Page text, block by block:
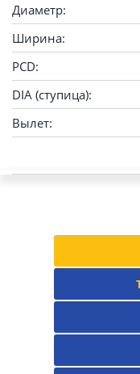
Диаметр:
Ширина:
PCD:
DIA (ступица):
Вылет: